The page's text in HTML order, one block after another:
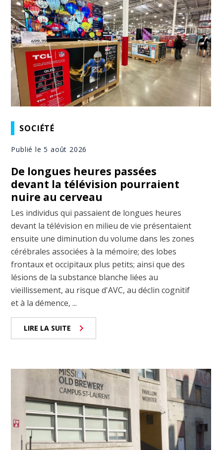
SOCIÉTÉ
Publié le 5 août 2026
De longues heures passées
devant la télévision pourraient
nuire au cerveau
Les individus qui passaient de longues heures
devant la télévision en milieu de vie présentaient
ensuite une diminution du volume dans les zones
cérébrales associées à la mémoire; des lobes
frontaux et occipitaux plus petits; ainsi que des
lésions de la substance blanche liées au
vieillissement, au risque d'AVC, au déclin cognitif
et à la démence, ...
LIRE LA SUITE